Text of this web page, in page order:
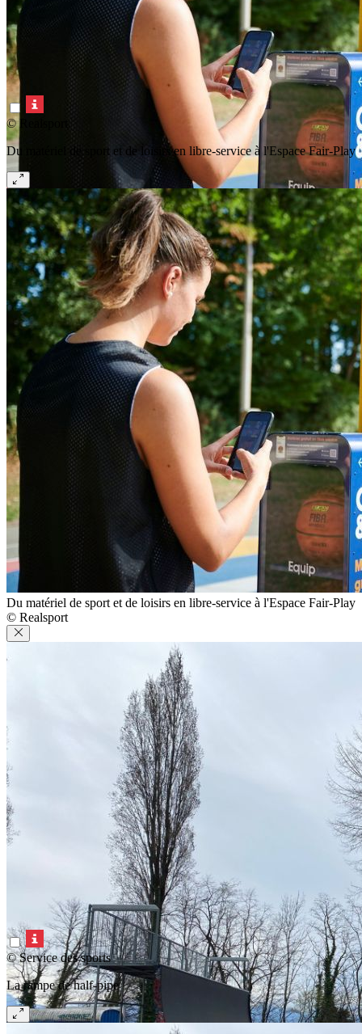
© Realsport
Du matériel de sport et de loisirs en libre-service à l'Espace Fair-Play
Du matériel de sport et de loisirs en libre-service à l'Espace Fair-Play
© Realsport
© Service des sports
La rampe de half-pipe